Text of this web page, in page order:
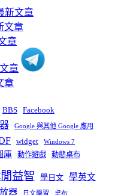
BBS Facebook
Google 與其他 Google 應用
widget Windows 7
庫 動作遊戲 動態桌布
益智 學日文 學英文
器 日文學習 桌布